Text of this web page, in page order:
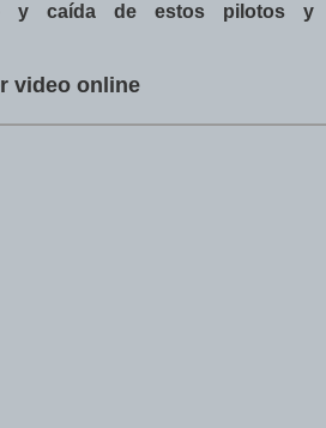
y caída de estos pilotos y
video online